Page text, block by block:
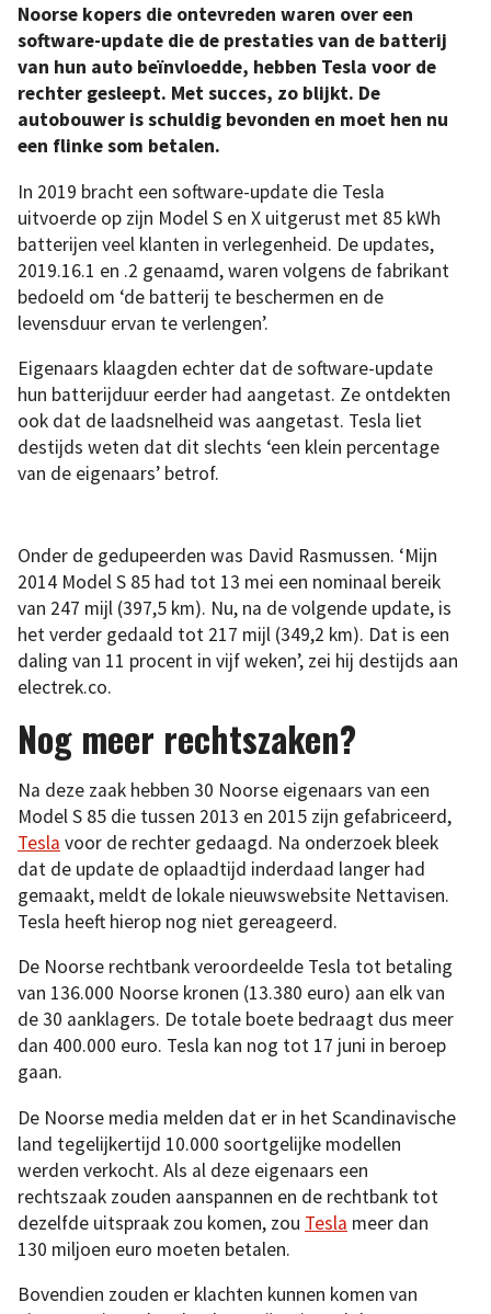
Noorse kopers die ontevreden waren over een
software-update die de prestaties van de batterij
van hun auto beïnvloedde, hebben Tesla voor de
rechter gesleept. Met succes, zo blijkt. De
autobouwer is schuldig bevonden en moet hen nu
een flinke som betalen.
In 2019 bracht een software-update die Tesla
uitvoerde op zijn Model S en X uitgerust met 85 kWh
batterijen veel klanten in verlegenheid. De updates,
2019.16.1 en .2 genaamd, waren volgens de fabrikant
bedoeld om ‘de batterij te beschermen en de
levensduur ervan te verlengen’.
Eigenaars klaagden echter dat de software-update
hun batterijduur eerder had aangetast. Ze ontdekten
ook dat de laadsnelheid was aangetast. Tesla liet
destijds weten dat dit slechts ‘een klein percentage
van de eigenaars’ betrof.
Onder de gedupeerden was David Rasmussen. ‘Mijn
2014 Model S 85 had tot 13 mei een nominaal bereik
van 247 mijl (397,5 km). Nu, na de volgende update, is
het verder gedaald tot 217 mijl (349,2 km). Dat is een
daling van 11 procent in vijf weken’, zei hij destijds aan
electrek.co.
Nog meer rechtszaken?
Na deze zaak hebben 30 Noorse eigenaars van een
Model S 85 die tussen 2013 en 2015 zijn gefabriceerd,
Tesla voor de rechter gedaagd. Na onderzoek bleek
dat de update de oplaadtijd inderdaad langer had
gemaakt, meldt de lokale nieuwswebsite Nettavisen.
Tesla heeft hierop nog niet gereageerd.
De Noorse rechtbank veroordeelde Tesla tot betaling
van 136.000 Noorse kronen (13.380 euro) aan elk van
de 30 aanklagers. De totale boete bedraagt dus meer
dan 400.000 euro. Tesla kan nog tot 17 juni in beroep
gaan.
De Noorse media melden dat er in het Scandinavische
land tegelijkertijd 10.000 soortgelijke modellen
werden verkocht. Als al deze eigenaars een
rechtszaak zouden aanspannen en de rechtbank tot
dezelfde uitspraak zou komen, zou Tesla meer dan
130 miljoen euro moeten betalen.
Bovendien zouden er klachten kunnen komen van